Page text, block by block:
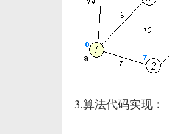
3.算法代码实现：